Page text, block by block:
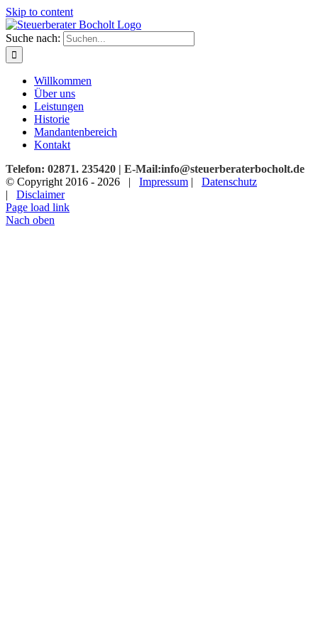
Skip to content
Suche nach:
Willkommen
Über uns
Leistungen
Historie
Mandantenbereich
Kontakt
Telefon: 02871. 235420 | E-Mail:info@steuerberaterbocholt.de
© Copyright 2016 - 2026 | Impressum | Datenschutz
| Disclaimer
Page load link
Nach oben